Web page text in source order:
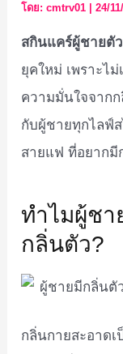
โดย:cmtrv01 |24/
สกินแคร์ผู้ชายตั
ยุคใหม่ เพราะไ
ความมั่นใจจาก
กับผู้ชายทุกไลฟ์
สายแฟ ที่อยากมี
ทำไมผู้ชา
กลิ่นตัว?
กลิ่นกายสะอาด